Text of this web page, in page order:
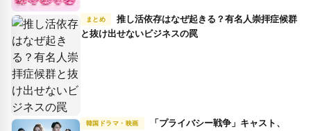
まとめ
推し活依存はなぜ起きる？有名人崇拝症候群
と抜け出せないビジネスの罠
韓国ドラマ・映画